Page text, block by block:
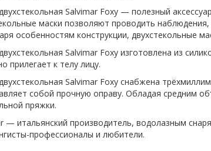
Salvimar Foxy — полезный
маски позволяют проводить
особенностям конструкции, двухстекольные
Salvimar Foxy изготовлена из
прилегает к телу лицу.
Salvimar Foxy снабжена
собой прочную оправу. Обладая средним
пряжки.
— итальянский производитель, водолазным
профессионалы и любители.